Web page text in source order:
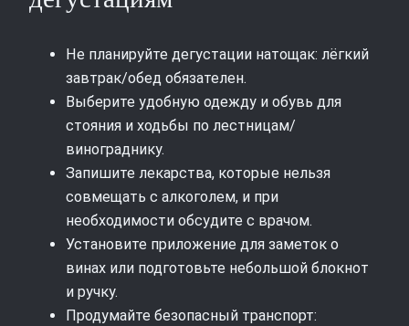
Не планируйте дегустации натощак: лёгкий
завтрак/обед обязателен.
Выберите удобную одежду и обувь для
стояния и ходьбы по лестницам/
винограднику.
Запишите лекарства, которые нельзя
совмещать с алкоголем, и при
необходимости обсудите с врачом.
Установите приложение для заметок о
винах или подготовьте небольшой блокнот
и ручку.
Продумайте безопасный транспорт: